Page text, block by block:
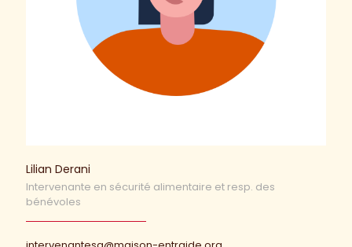
Lilian Derani
Intervenante en sécurité alimentaire et resp. des
bénévoles